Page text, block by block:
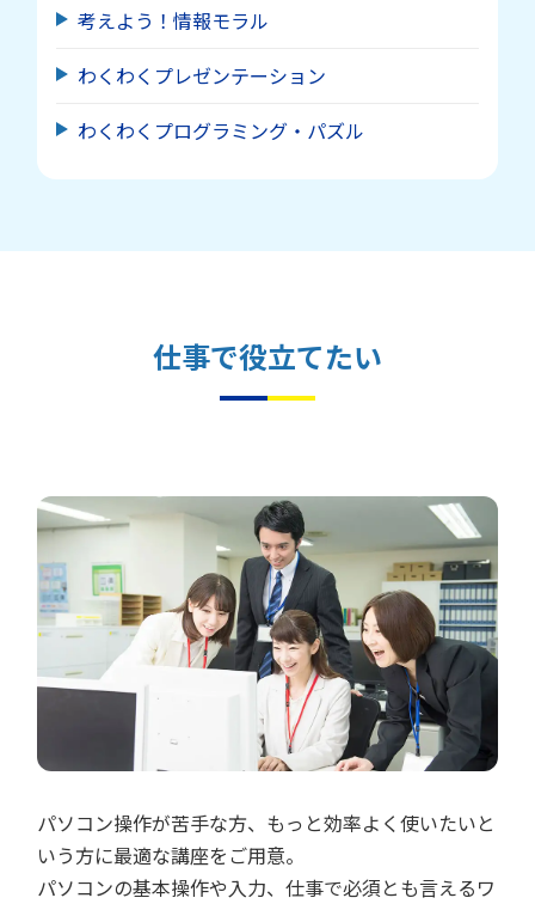
考えよう！情報モラル
わくわくプレゼンテーション
わくわくプログラミング・パズル
仕事で役立てたい
パソコン操作が苦手な方、もっと効率よく使いたいと
いう方に最適な講座をご用意。
パソコンの基本操作や入力、仕事で必須とも言えるワ